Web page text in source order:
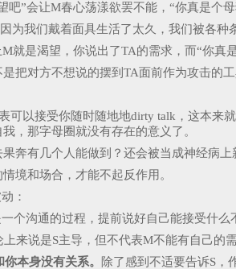
吧”会让M春心荡漾欲罢不能，“你真是个
为我们戴着面具生活了太久，我们被各
就是渴望，你说出了TA的需求，而“你
把对方不想说的摆到TA面前作为攻击的
可以接受你随时随地地dirty talk，这本来
，那字母圈就没有存在的意义了。
奔有几个人能做到？还会被当成神经病上
境和场合，才能不起反作用。
：
个沟通的过程，提前说好自己能接受什
上来说是S主导，但不代表M不能有自己的
本身没有关系。
除了感到不适要告诉S，